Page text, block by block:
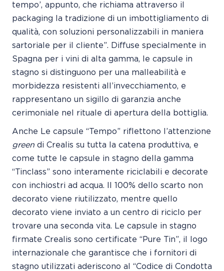
tempo’, appunto, che richiama attraverso il
packaging la tradizione di un imbottigliamento di
qualità, con soluzioni personalizzabili in maniera
sartoriale per il cliente”. Diffuse specialmente in
Spagna per i vini di alta gamma, le capsule in
stagno si distinguono per una malleabilità e
morbidezza resistenti all’invecchiamento, e
rappresentano un sigillo di garanzia anche
cerimoniale nel rituale di apertura della bottiglia.
Anche Le capsule “Tempo” riflettono l’attenzione
green di Crealis su tutta la catena produttiva, e
come tutte le capsule in stagno della gamma
“Tinclass” sono interamente riciclabili e decorate
con inchiostri ad acqua. Il 100% dello scarto non
decorato viene riutilizzato, mentre quello
decorato viene inviato a un centro di riciclo per
trovare una seconda vita. Le capsule in stagno
firmate Crealis sono certificate “Pure Tin”, il logo
internazionale che garantisce che i fornitori di
stagno utilizzati aderiscono al “Codice di Condotta